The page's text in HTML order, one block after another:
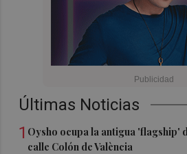
Últimas Noticias
1 Oysho ocupa la antigua 'flagship'
calle Colón de València